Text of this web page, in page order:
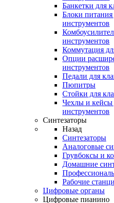
Банкетки для
Блоки
инструментов
инструментов
Коммутация
Опции
инструментов
Педали для
Пюпитры
Стойки для
Чехлы и
инструментов
Синтезаторы
Назад
Синтезаторы
Аналоговые
Грувбоксы и
Домашние
Рабочие
Цифровые органы
Цифровые пианино